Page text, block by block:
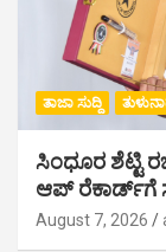
ತಾಜಾ ಸುದ್ದಿ
ಸಿಂಧೂರ ಶೆಟ್ಟಿ
ಆಪ್ ರೆಕಾರ್ಡ್‌ಗೆ
August 7, 2026